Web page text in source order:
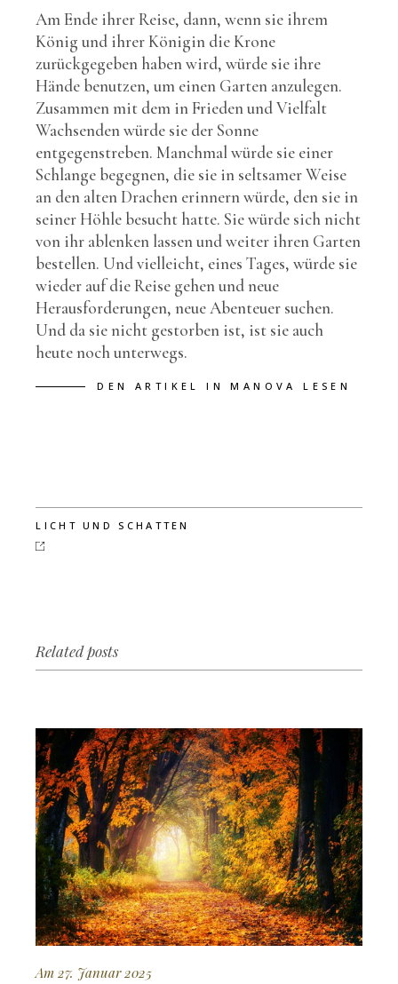
Am Ende ihrer Reise, dann, wenn sie ihrem
König und ihrer Königin die Krone
zurückgegeben haben wird, würde sie ihre
Hände benutzen, um einen Garten anzulegen.
Zusammen mit dem in Frieden und Vielfalt
Wachsenden würde sie der Sonne
entgegenstreben. Manchmal würde sie einer
Schlange begegnen, die sie in seltsamer Weise
an den alten Drachen erinnern würde, den sie in
seiner Höhle besucht hatte. Sie würde sich nicht
von ihr ablenken lassen und weiter ihren Garten
bestellen. Und vielleicht, eines Tages, würde sie
wieder auf die Reise gehen und neue
Herausforderungen, neue Abenteuer suchen.
Und da sie nicht gestorben ist, ist sie auch
heute noch unterwegs.
DEN ARTIKEL IN MANOVA LESEN
LICHT UND SCHATTEN
Related posts
Am 27. Januar 2025